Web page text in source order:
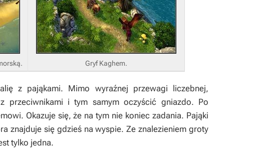
Gryf Kaghem.
z pająkami. Mimo wyraźnej przewagi liczebnej,
przeciwnikami i tym samym oczyścić gniazdo. Po
Okazuje się, że na tym nie koniec zadania. Pająki
znajduje się gdzieś na wyspie. Ze znalezieniem groty
tylko jedna.